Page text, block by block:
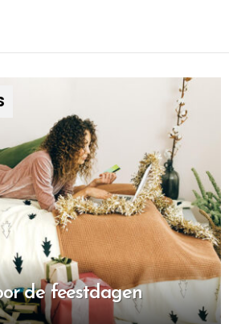
de feestdagen